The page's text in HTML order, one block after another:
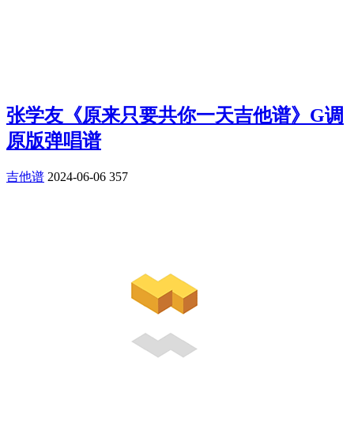
张学友《原来只要共你一天吉他谱》G调
原版弹唱谱
吉他谱 2024-06-06 357